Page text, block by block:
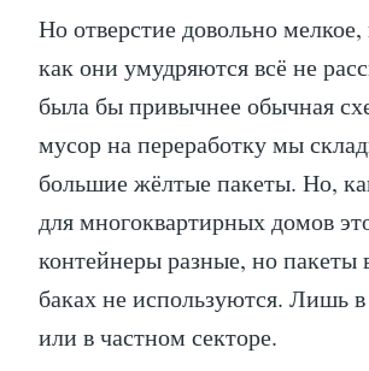
Но отверстие довольно
как они умудряются всё не
была бы привычнее обычная
мусор на переработку мы
большие жёлтые пакеты. Но,
для многоквартирных домов
контейнеры разные, но пакеты
баках не используются. Лишь
или в частном секторе.